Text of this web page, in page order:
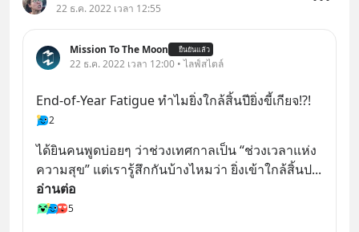
22 ธ.ค. 2022 เวลา 12:55
Mission To The Moon ยืนยันแล้ว
22 ธ.ค. 2022 เวลา 12:00 • ไลฟ์สไตล์
End-of-Year Fatigue ทำไมยิ่งใกล้สิ้นปียิ่งขี้เกียจ!?!
2
ได้ยินคนพูดบ่อยๆ ว่าช่วงเทศกาลเป็น “ช่วงเวลาแห่ง
ความสุข” แต่เรารู้สึกกันบ้างไหมว่า ยิ่งเข้าใกล้สิ้นป
อ่านต่อ
5